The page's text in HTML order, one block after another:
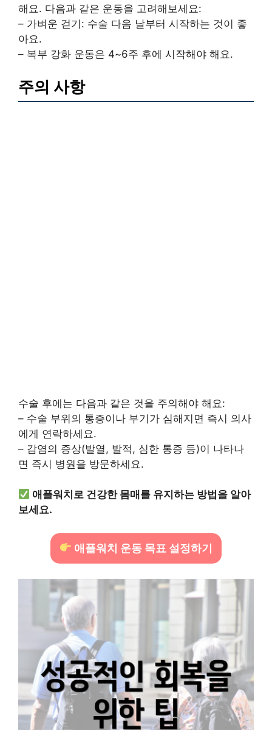
해요. 다음과 같은 운동을 고려해보세요:
– 가벼운 걷기: 수술 다음 날부터 시작하는 것이 좋
아요.
– 복부 강화 운동은 4~6주 후에 시작해야 해요.
주의 사항
수술 후에는 다음과 같은 것을 주의해야 해요:
– 수술 부위의 통증이나 부기가 심해지면 즉시 의사
에게 연락하세요.
– 감염의 증상(발열, 발적, 심한 통증 등)이 나타나
면 즉시 병원을 방문하세요.
애플워치로 건강한 몸매를 유지하는 방법을 알아
보세요.
애플워치 운동 목표 설정하기